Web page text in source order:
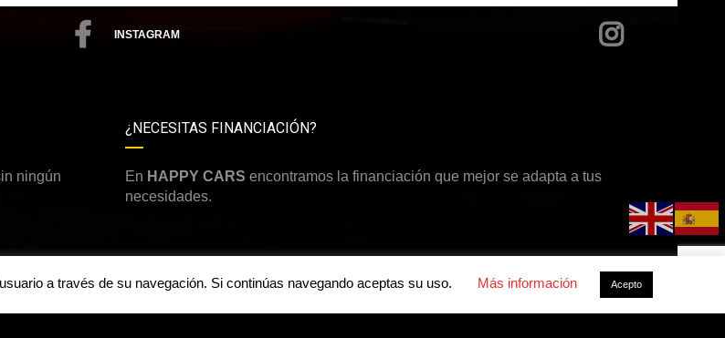
INSTAGRAM
ningún
¿NECESITAS FINANCIACIÓN?
En HAPPY CARS encontramos la financiación que mejor se adapta a tus
necesidades.
a través de su navegación. Si continúas navegando aceptas su uso. Más información Acepto